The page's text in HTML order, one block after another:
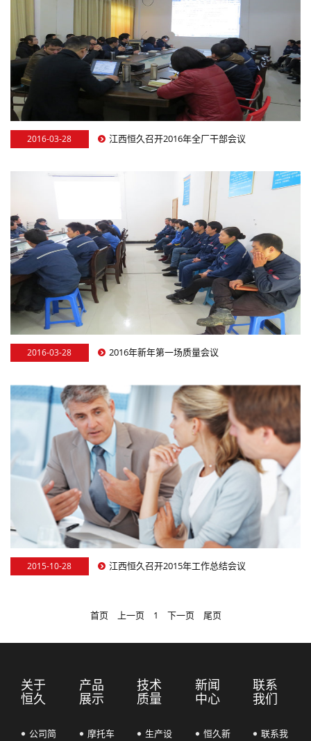
2016-03-28 江西恒久召开2016年全厂干部会议
2016-03-28 2016年新年第一场质量会议
2015-10-28 江西恒久召开2015年工作总结会议
首页 上一页 1 下一页 尾页
关于
恒久
公司简
产品
展示
摩托车
技术
质量
生产设
新闻
中心
恒久新
联系
我们
联系我